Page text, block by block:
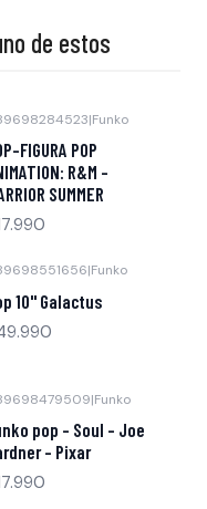
de estos
|Funko
FIGURA POP
R&M -
SUMMER
|Funko
10" Galactus
|Funko
pop - Soul - Joe
- Pixar